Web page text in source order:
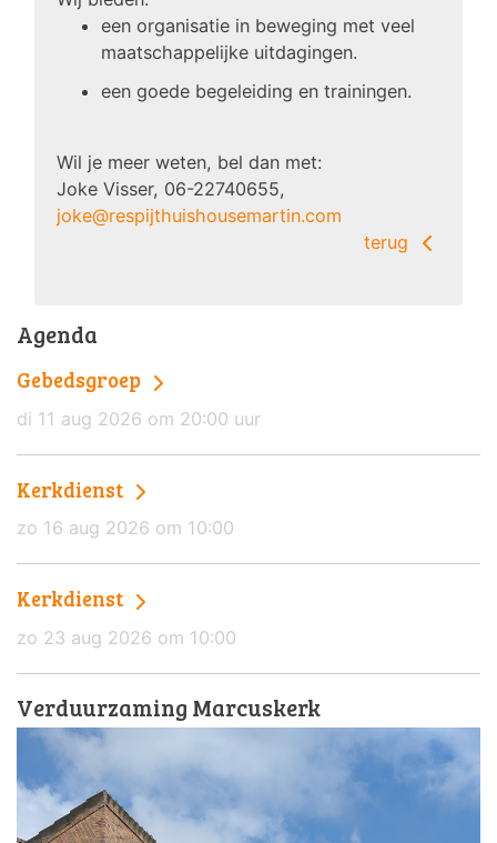
een organisatie in beweging met veel
maatschappelijke uitdagingen.
een goede begeleiding en trainingen.
Wil je meer weten, bel dan met:
Joke Visser, 06-22740655,
joke@respijthuishousemartin.com
terug
Agenda
Gebedsgroep
di 11 aug 2026 om 20:00 uur
Kerkdienst
zo 16 aug 2026 om 10:00
Kerkdienst
zo 23 aug 2026 om 10:00
Verduurzaming Marcuskerk